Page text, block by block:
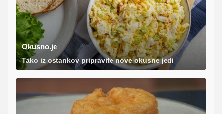
Okusno.je
Tako iz ostankov pripravite nove okusne jedi